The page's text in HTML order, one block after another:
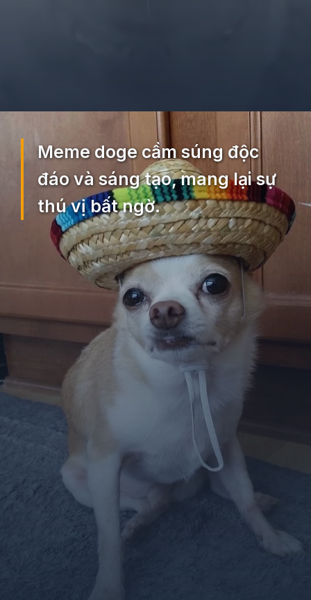
https://ocopaz.vn/doge-meme-552
Meme doge cầm súng độc
đáo và sáng tạo, mang lại sự
thú vị bất ngờ.